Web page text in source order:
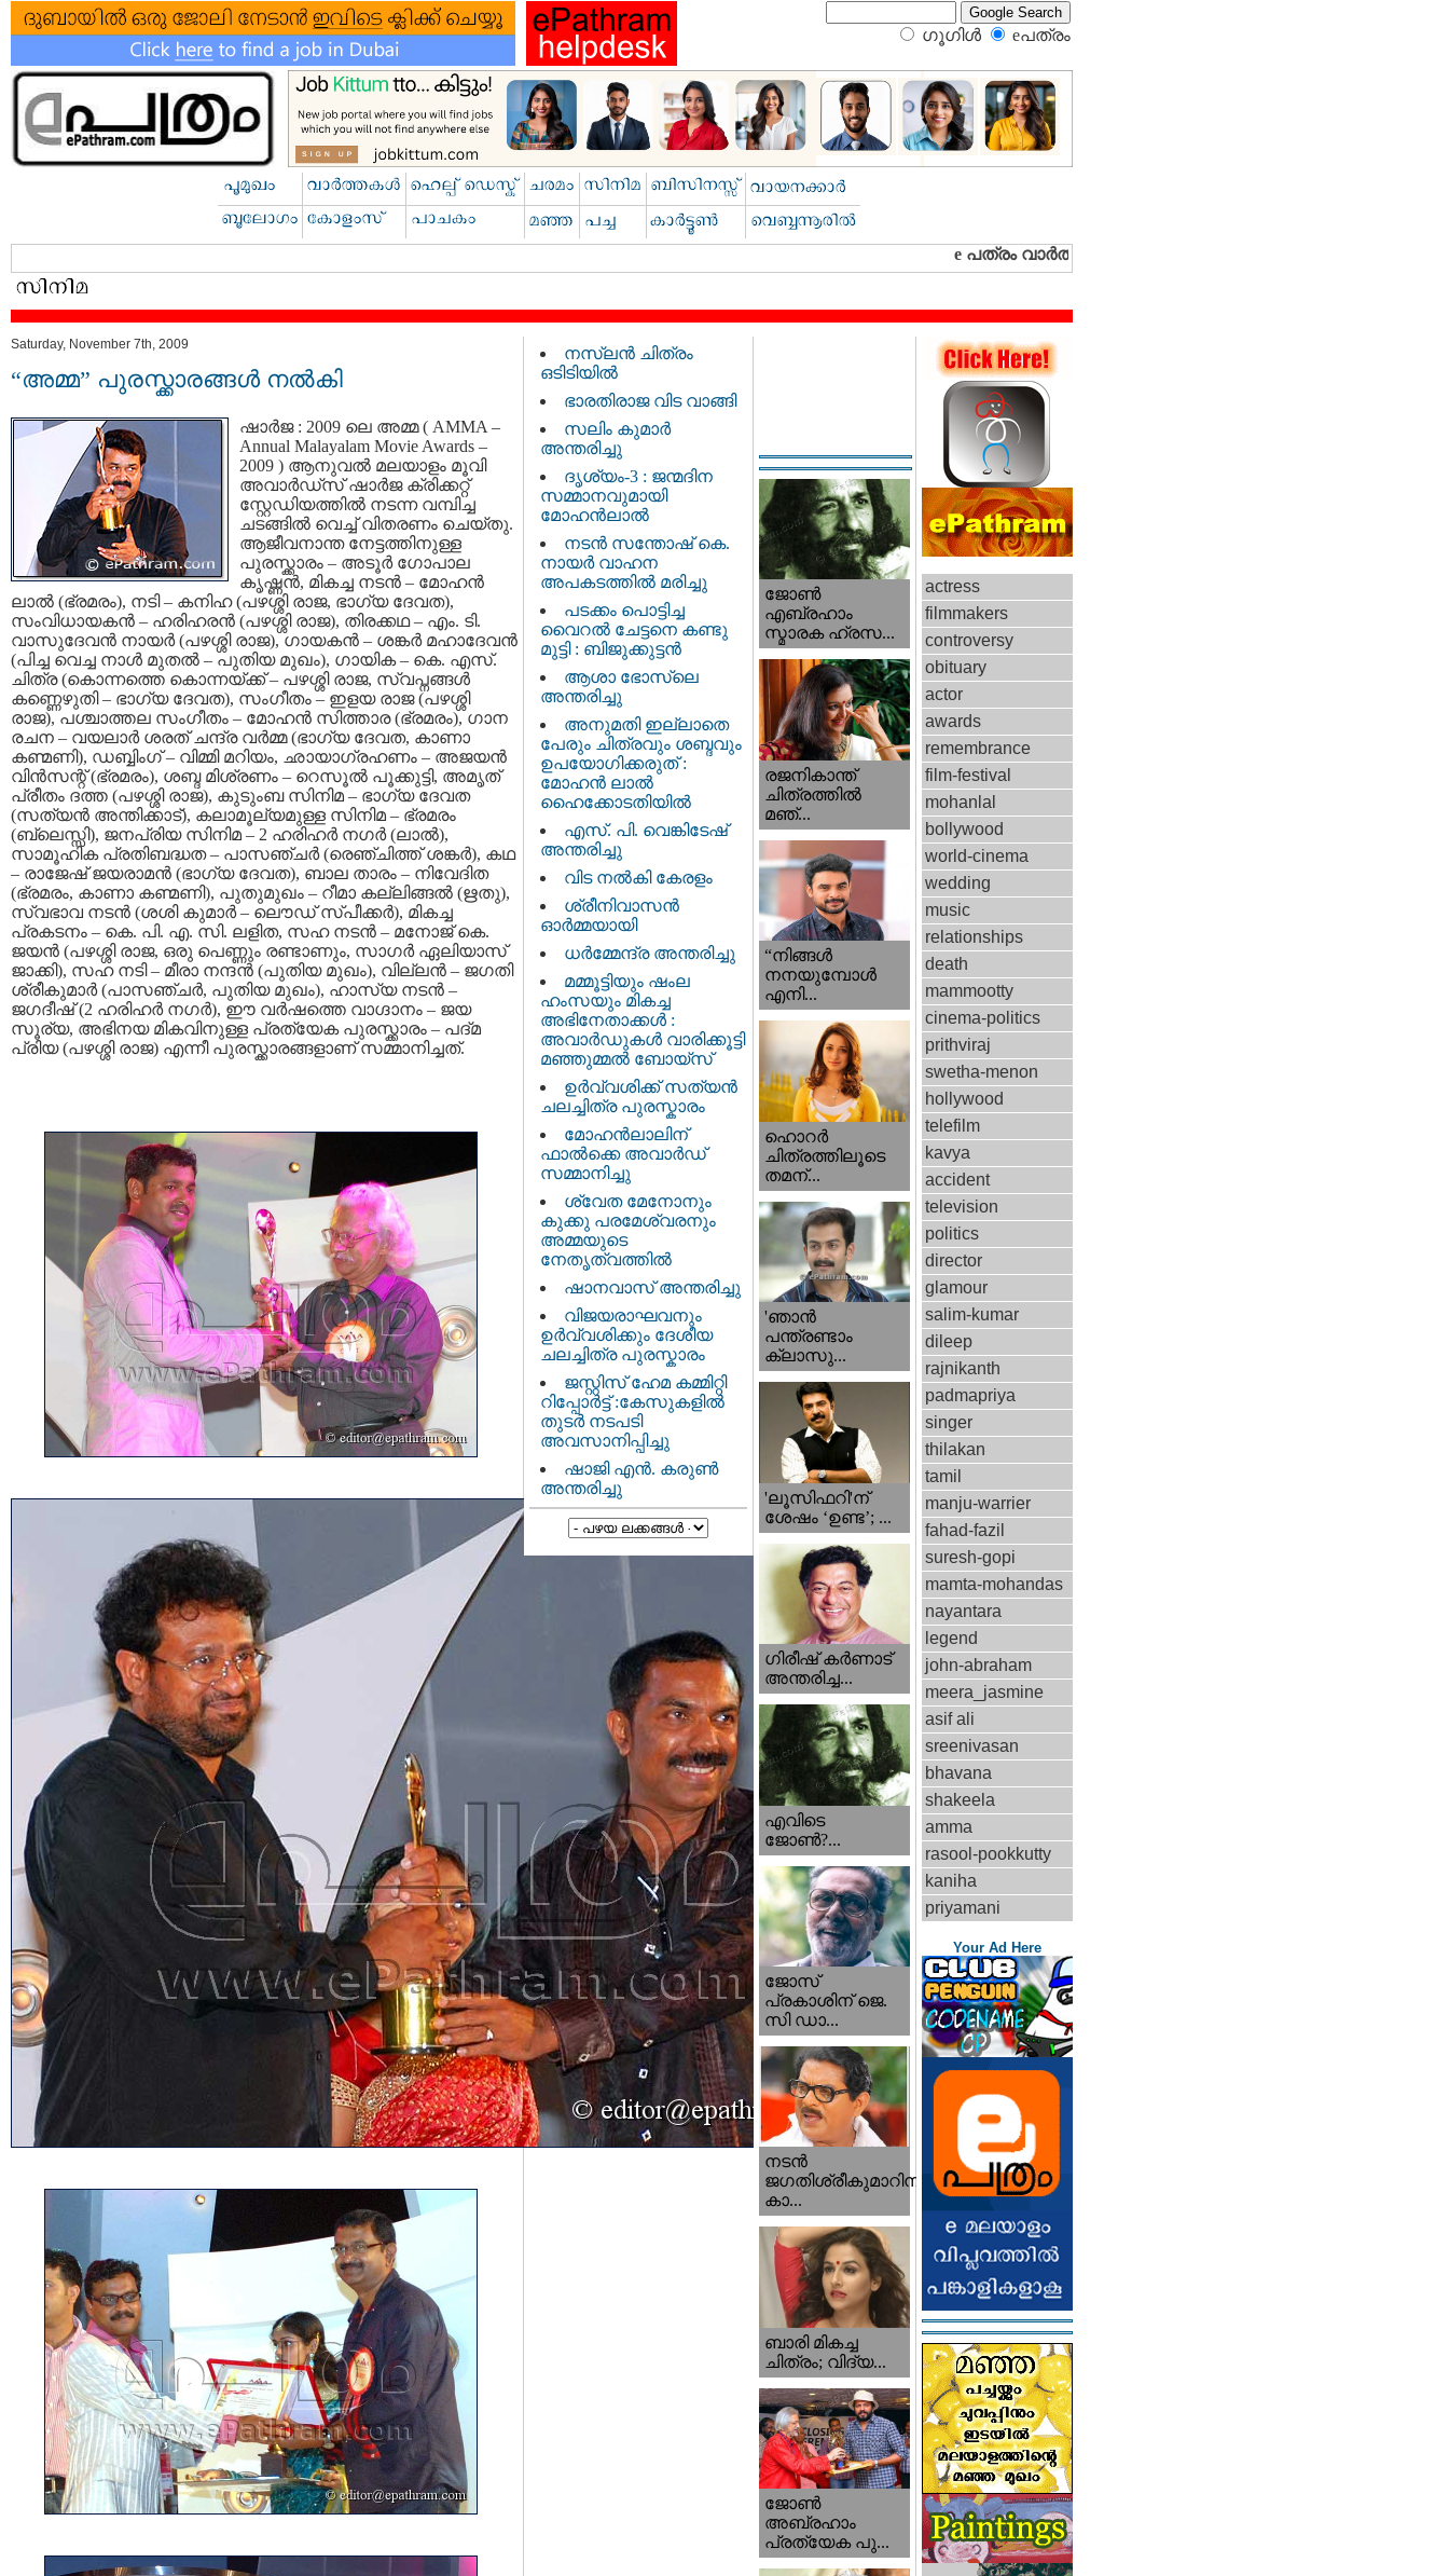
ഗൂഗിള്‍ eപത്രം‍
Saturday, November 7th, 2009
“അമ്മ” പുരസ്ക്കാരങ്ങള്‍ നല്‍കി
ഷാര്‍ജ : 2009 ലെ അമ്മ ( AMMA –
Annual Malayalam Movie Awards –
2009 ) ആനുവല്‍ മലയാളം മൂവി
അവാര്‍ഡ്സ് ഷാര്‍ജ ക്രിക്കറ്റ്
സ്റ്റേഡിയത്തില്‍ നടന്ന വമ്പിച്ച
ചടങ്ങില്‍ വെച്ച് വിതരണം ചെയ്തു.
ആജീവനാന്ത നേട്ടത്തിനുള്ള
പുരസ്ക്കാരം – അടൂര്‍ ഗോപാല
കൃഷ്ണന്‍, മികച്ച നടന്‍ – മോഹന്‍
ലാല്‍ (ഭ്രമരം), നടി – കനിഹ (പഴശ്ശി രാജ, ഭാഗ്യ ദേവത),
സംവിധായകന്‍ – ഹരിഹരന്‍ (പഴശ്ശി രാജ), തിരക്കഥ – എം. ടി.
വാസുദേവന്‍ നായര്‍ (പഴശ്ശി രാജ), ഗായകന്‍ – ശങ്കര്‍ മഹാദേവന്‍
(പിച്ച വെച്ച നാള്‍ മുതല്‍ – പുതിയ മുഖം), ഗായിക – കെ. എസ്.
ചിത്ര (കൊന്നത്തെ കൊന്നയ്ക്ക് – പഴശ്ശി രാജ, സ്വപ്നങ്ങള്‍
കണ്ണെഴുതി – ഭാഗ്യ ദേവത), സംഗീതം – ഇളയ രാജ (പഴശ്ശി
രാജ), പശ്ചാത്തല സംഗീതം – മോഹന്‍ സിത്താര (ഭ്രമരം), ഗാന
രചന – വയലാര്‍ ശരത് ചന്ദ്ര വര്‍മ്മ (ഭാഗ്യ ദേവത, കാണാ
കണ്മണി), ഡബ്ബിംഗ് – വിമ്മി മറിയം, ഛായാഗ്രഹണം – അജയന്‍
വിന്‍സന്റ് (ഭ്രമരം), ശബ്ദ മിശ്രണം – റെസൂല്‍ പൂക്കുട്ടി, അമൃത്
പ്രീതം ദത്ത (പഴശ്ശി രാജ), കുടുംബ സിനിമ – ഭാഗ്യ ദേവത
(സത്യന്‍ അന്തിക്കാട്), കലാമൂല്യമുള്ള സിനിമ – ഭ്രമരം
(ബ്ലെസ്സി), ജനപ്രിയ സിനിമ – 2 ഹരിഹര്‍ നഗര്‍ (ലാല്‍),
സാമൂഹിക പ്രതിബദ്ധത – പാസഞ്ചര്‍ (രെഞ്ചിത്ത് ശങ്കര്‍), കഥ
– രാജേഷ് ജയരാമന്‍ (ഭാഗ്യ ദേവത), ബാല താരം – നിവേദിത
(ഭ്രമരം, കാണാ കണ്മണി), പുതുമുഖം – റീമാ കല്ലിങ്ങല്‍ (ഋതു),
സ്വഭാവ നടന്‍ (ശശി കുമാര്‍ – ലൌഡ് സ്പീക്കര്‍), മികച്ച
പ്രകടനം – കെ. പി. എ. സി. ലളിത, സഹ നടന്‍ – മനോജ് കെ.
ജയന്‍ (പഴശ്ശി രാജ, ഒരു പെണ്ണും രണ്ടാണും, സാഗര്‍ ഏലിയാസ്
ജാക്കി), സഹ നടി – മീരാ നന്ദന്‍ (പുതിയ മുഖം), വില്ലന്‍ – ജഗതി
ശ്രീകുമാര്‍ (പാസഞ്ചര്‍, പുതിയ മുഖം), ഹാസ്യ നടന്‍ –
ജഗദീഷ് (2 ഹരിഹര്‍ നഗര്‍), ഈ വര്‍ഷത്തെ വാഗ്ദാനം – ജയ
സൂര്യ, അഭിനയ മികവിനുള്ള പ്രത്യേക പുരസ്ക്കാരം – പദ്മ
പ്രിയ (പഴശ്ശി രാജ) എന്നീ പുരസ്ക്കാരങ്ങളാണ് സമ്മാനിച്ചത്.
നസ്‌ലൻ ചിത്രം
ഒടിടിയിൽ
ഭാരതിരാജ വിട വാങ്ങി
സലിം കുമാർ
അന്തരിച്ചു
ദൃശ്യം-3 : ജന്മദിന
സമ്മാനവുമായി
മോഹൻലാൽ
നടന്‍ സന്തോഷ് കെ.
നായര്‍ വാഹന
അപകടത്തില്‍ മരിച്ചു
പടക്കം പൊട്ടിച്ച
വൈറൽ ചേട്ടനെ കണ്ടു
മുട്ടി : ബിജുക്കുട്ടൻ
ആശാ ഭോസ്‌ലെ
അന്തരിച്ചു
അനുമതി ഇല്ലാതെ
പേരും ചിത്രവും ശബ്ദവും
ഉപയോഗിക്കരുത് :
മോഹന്‍ ലാല്‍
ഹൈക്കോടതിയിൽ
എസ്. പി. വെങ്കിടേഷ്
അന്തരിച്ചു
വിട നല്‍കി കേരളം
ശ്രീനിവാസന്‍
ഓര്‍മ്മയായി
ധര്‍മ്മേന്ദ്ര അന്തരിച്ചു
മമ്മൂട്ടിയും ഷംല
ഹംസയും മികച്ച
അഭിനേതാക്കൾ :
അവാർഡുകൾ വാരിക്കൂട്ടി
മഞ്ഞുമ്മൽ ബോയ്സ്
ഉർവ്വശിക്ക് സത്യൻ
ചലച്ചിത്ര പുരസ്കാരം
മോഹൻലാലിന്
ഫാല്‍ക്കെ അവാര്‍ഡ്
സമ്മാനിച്ചു
ശ്വേത മേനോനും
കുക്കു പരമേശ്വരനും
അമ്മയുടെ
നേതൃത്വത്തിൽ
ഷാനവാസ് അന്തരിച്ചു
വിജയരാഘവനും
ഉര്‍വ്വശിക്കും ദേശീയ
ചലച്ചിത്ര പുരസ്കാരം
ജസ്റ്റിസ്‌ ഹേമ കമ്മിറ്റി
റിപ്പോർട്ട് : കേസുകളിൽ
തുടർ നടപടി
അവസാനിപ്പിച്ചു
ഷാജി എൻ. കരുൺ
അന്തരിച്ചു
ജോണ്‍
എബ്രഹാം
സ്മാരക ഹ്രസ...
രജനികാന്ത്
ചിത്രത്തിൽ
മഞ്...
“നിങ്ങള്‍
നനയുമ്പോള്‍
എനി...
ഹൊറര്‍
ചിത്രത്തിലൂടെ
തമന്...
'ഞാന്‍
പന്ത്രണ്ടാം
ക്ലാസു...
'ലൂസിഫറി'ന്
ശേഷം ‘ഉണ്ട’; ...
ഗിരീഷ് കര്‍ണാട്
അന്തരിച്ച...
എവിടെ
ജോണ്‍?...
ജോസ്
പ്രകാശിന് ജെ.
സി ഡാ...
നടന്‍
ജഗതിശ്രീകുമാറിനു
കാ...
ബാരി മികച്ച
ചിത്രം; വിദ്യ...
ജോണ്‍
അബ്രഹാം
പ്രത്യേക പു...
actress
filmmakers
controversy
obituary
actor
awards
remembrance
film-festival
mohanlal
bollywood
world-cinema
wedding
music
relationships
death
mammootty
cinema-politics
prithviraj
swetha-menon
hollywood
telefilm
kavya
accident
television
politics
director
glamour
salim-kumar
dileep
rajnikanth
padmapriya
singer
thilakan
tamil
manju-warrier
fahad-fazil
suresh-gopi
mamta-mohandas
nayantara
legend
john-abraham
meera_jasmine
asif ali
sreenivasan
bhavana
shakeela
amma
rasool-pookkutty
kaniha
priyamani
Your Ad Here